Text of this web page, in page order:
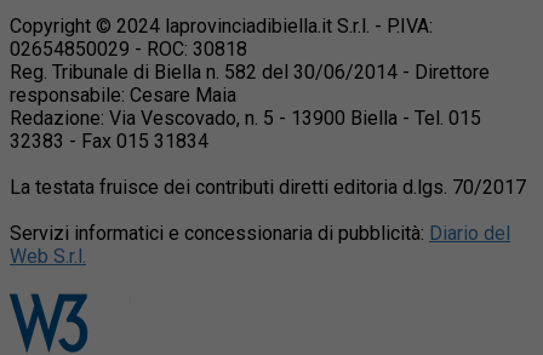
Copyright © 2024 laprovinciadibiella.it S.r.l. - P.IVA:
02654850029 - ROC: 30818
Reg. Tribunale di Biella n. 582 del 30/06/2014 - Direttore
responsabile: Cesare Maia
Redazione: Via Vescovado, n. 5 - 13900 Biella - Tel. 015
32383 - Fax 015 31834
La testata fruisce dei contributi diretti editoria d.lgs. 70/2017
Servizi informatici e concessionaria di pubblicità: Diario del
Web S.r.l.